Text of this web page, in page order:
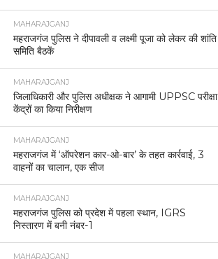
MAHARAJGANJ
महराजगंज पुलिस ने दीपावली व लक्ष्मी पूजा को लेकर की शांति
समिति बैठकें
MAHARAJGANJ
जिलाधिकारी और पुलिस अधीक्षक ने आगामी UPPSC परीक्षा
केंद्रों का किया निरीक्षण
MAHARAJGANJ
महराजगंज में ‘ऑपरेशन कार-ओ-बार’ के तहत कार्रवाई, 3
वाहनों का चालान, एक सीज
MAHARAJGANJ
महराजगंज पुलिस को प्रदेश में पहला स्थान, IGRS
निस्तारण में बनी नंबर-1
MAHARAJGANJ